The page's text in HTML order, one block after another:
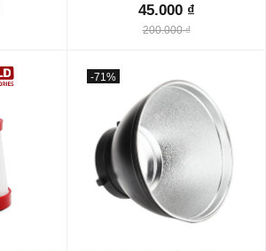
45.000 ₫
200.000 ₫
-71%